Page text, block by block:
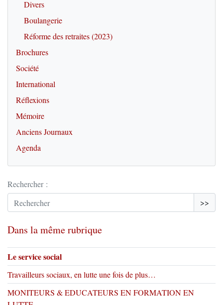
Divers
Boulangerie
Réforme des retraites (2023)
Brochures
Société
International
Réflexions
Mémoire
Anciens Journaux
Agenda
Rechercher :
>>
Dans la même rubrique
Le service social
Travailleurs sociaux, en lutte une fois de plus…
MONITEURS & EDUCATEURS EN FORMATION EN